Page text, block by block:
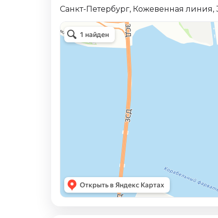
Санкт-Петербург, Кожевенная линия,